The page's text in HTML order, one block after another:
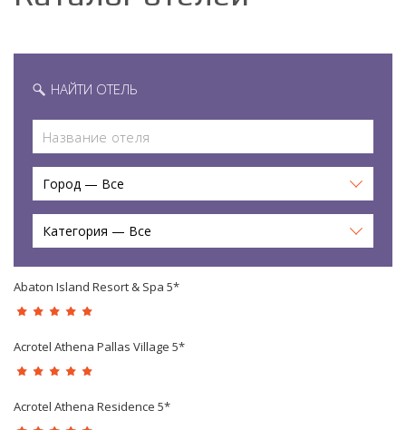
НАЙТИ ОТЕЛЬ
Город — Все
Категория — Все
Abaton Island Resort & Spa 5*
Acrotel Athena Pallas Village 5*
Acrotel Athena Residence 5*